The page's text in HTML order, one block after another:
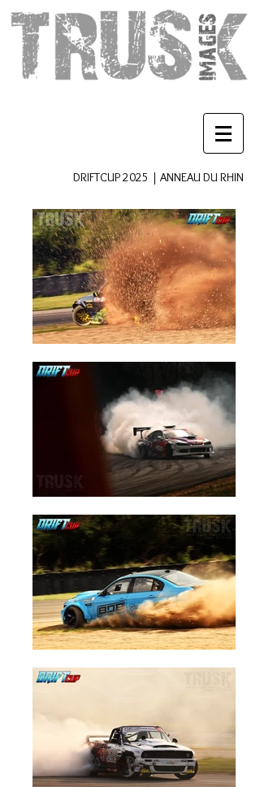
DRIFTCUP 2025 | ANNEAU DU RHIN